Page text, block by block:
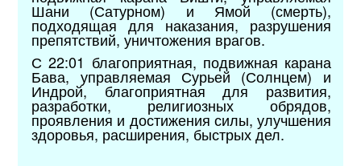
Шани (Сатурном) и Ямой (смерть),
подходящая для наказания, разрушения
препятствий, уничтожения врагов.
С 22:01 благоприятная, подвижная карана
Бава, управляемая Сурьей (Солнцем) и
Индрой, благоприятная для развития,
разработки, религиозных обрядов,
проявления и достижения силы, улучшения
здоровья, расширения, быстрых дел.